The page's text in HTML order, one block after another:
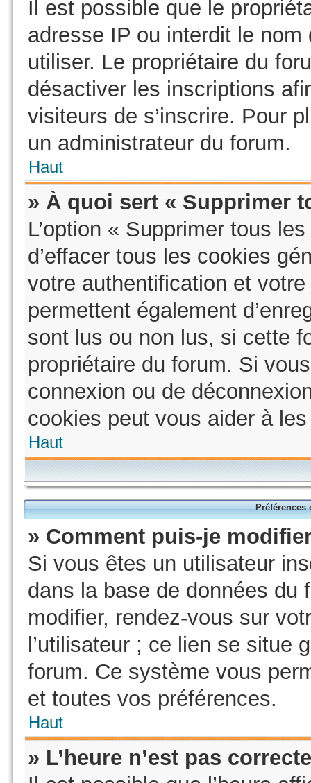
Il est possible que le
adresse IP ou interdit le nom
utiliser. Le propriétaire du
désactiver les inscriptions
visiteurs de s’inscrire. Pour
un administrateur du forum.
Haut
» À quoi sert « Supprimer
L’option « Supprimer tous
d’effacer tous les cookies
votre authentification et
permettent également
sont lus ou non lus, si cette
propriétaire du forum. Si
connexion ou de
cookies peut vous aider à
Haut
Préférences
» Comment puis-je
Si vous êtes un utilisateur
dans la base de données du
modifier, rendez-vous sur
l’utilisateur ; ce lien se situe
forum. Ce système vous
et toutes vos préférences.
Haut
» L’heure n’est pas